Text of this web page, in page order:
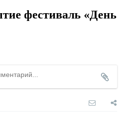
фестиваль «День